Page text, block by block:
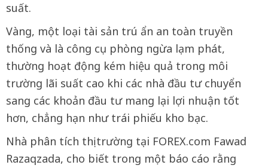
suất.
Vàng, một loại tài sản trú ẩn an toàn truyền
thống và là công cụ phòng ngừa lạm phát,
thường hoạt động kém hiệu quả trong môi
trường lãi suất cao khi các nhà đầu tư chuyển
sang các khoản đầu tư mang lại lợi nhuận tốt
hơn, chẳng hạn như trái phiếu kho bạc.
Nhà phân tích thị trường tại FOREX.com Fawad
Razaqzada, cho biết trong một báo cáo rằng